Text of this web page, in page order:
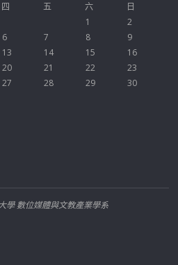
四 五 六
日
1
2
6 7 8
9
13 14 15
16
20 21 22
23
27 28 29
30
學 數位媒體與文教產業學系